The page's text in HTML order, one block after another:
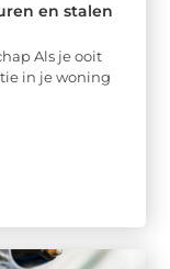
en stalen
Als je ooit
in je woning